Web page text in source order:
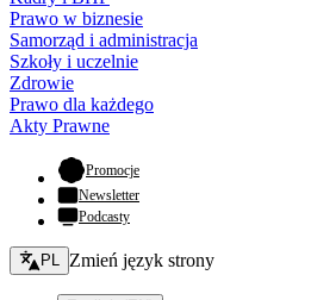
Prawo w biznesie
Samorząd i administracja
Szkoły i uczelnie
Zdrowie
Prawo dla każdego
Akty Prawne
Promocje- otwiera się w nowej karcie
Newsletter
Podcasty
Zmień język - bieżący:
PL Zmień język strony